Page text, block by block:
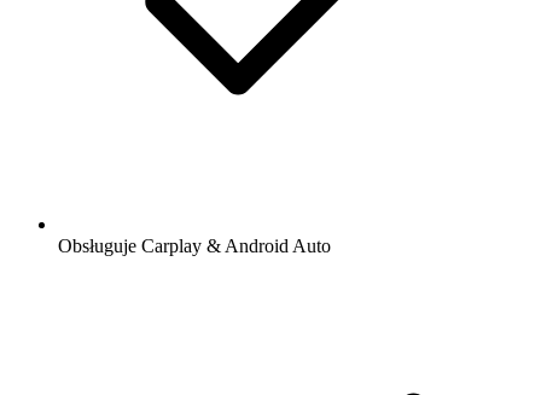
Obsługuje Carplay & Android Auto